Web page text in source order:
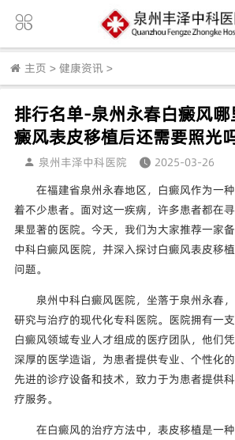
主页 > 健康资讯 >
排行名单-泉州永春白癜风
癜风表皮移植后还需要照光
泉州丰泽中科医院
2025-03-26
在福建省泉州永春地区，白癜风作为一
着不少患者。面对这一疾病，许多患者都在
果显著的医院。今天，我们为大家推荐一家
中科白癜风医院，并深入探讨白癜风表皮移
问题。
泉州中科白癜风医院，坐落于泉州永春
研究与治疗的现代化专科医院。医院拥有一
白癜风领域专业人才组成的医疗团队，他们
深厚的医学造诣，为患者提供专业、个性化
先进的诊疗设备和技术，致力于为患者提供
疗服务。
在白癜风的治疗方法中，表皮移植是一